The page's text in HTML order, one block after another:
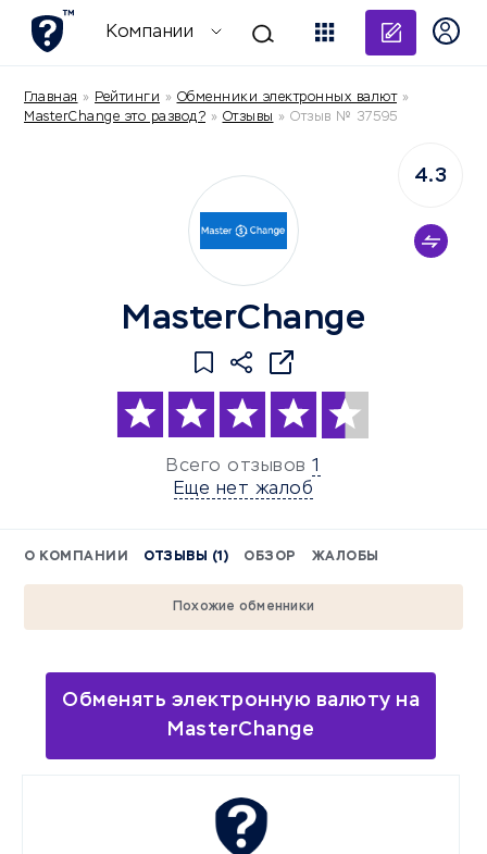
Компании
Главная » Рейтинги » Обменники электронных валют»
MasterChange это развод? » Отзывы » Отзыв № 37595
MasterChange
Всего отзывов 1
Еще нет жалоб
4.3
О КОМПАНИИ ОТЗЫВЫ (1) ОБЗОР ЖАЛОБЫ
Похожие обменники
Обменять электронную валюту на
MasterChange